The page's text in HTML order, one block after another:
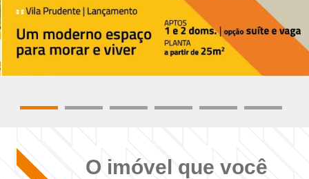
O imóvel que você